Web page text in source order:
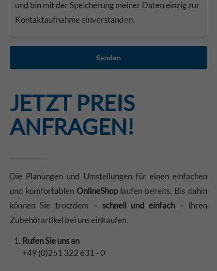
und bin mit der Speicherung meiner Daten einzig zur
Kontaktaufnahme einverstanden.
Senden
JETZT PREIS
ANFRAGEN!
Die Planungen und Umstellungen für einen einfachen
und komfortablen OnlineShoplaufen bereits. Bis dahin
können Sie trotzdem – schnell und einfach – Ihren
Zubehörartikel bei uns einkaufen.
Rufen Sie uns an
+49 (0)251 322 631 - 0